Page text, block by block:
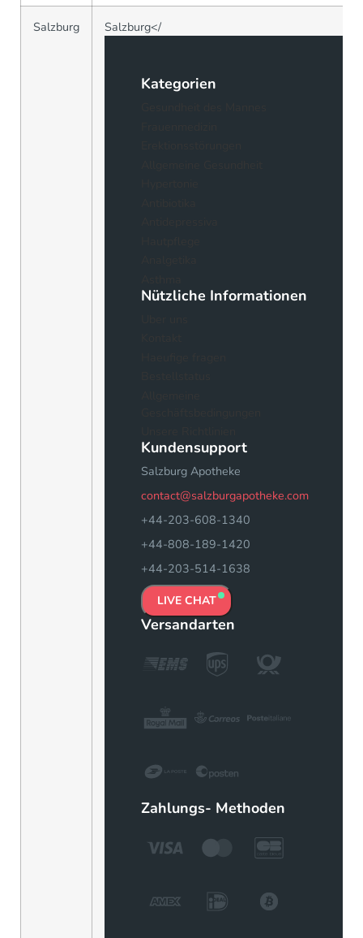
Salzburg Salzburg</
Kategorien
Nützliche Informationen
Kundensupport
Salzburg Apotheke
contact@salzburgapotheke.com
+44-203-608-1340
+44-808-189-1420
+44-203-514-1638
LIVE CHAT
Versandarten
Zahlungs- Methoden